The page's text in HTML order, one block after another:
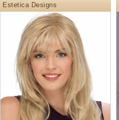
Estetica Designs